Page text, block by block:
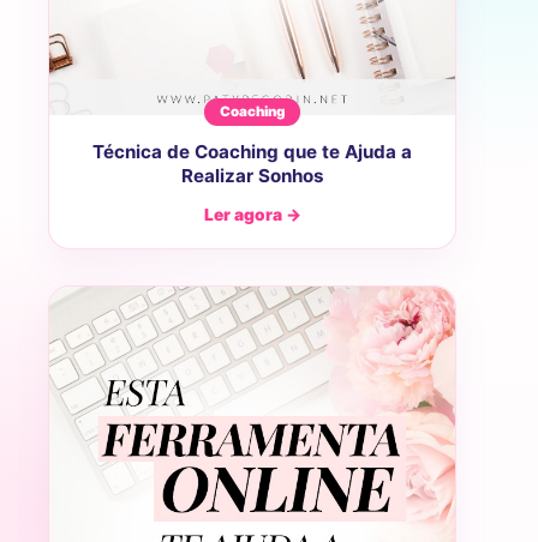
Coaching
Técnica de Coaching que te Ajuda a
Realizar Sonhos
Ler agora →